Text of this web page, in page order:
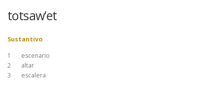
ORDEN ALFABÉTICO
totsaw’et
Sustantivo
1
escenario
2
altar
3
escalera